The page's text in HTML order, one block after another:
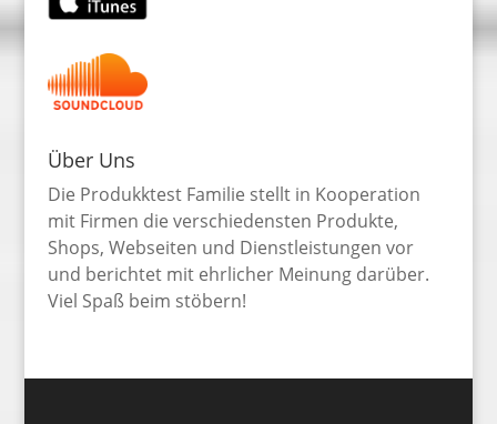
Über Uns
Die Produkktest Familie stellt in Kooperation
mit Firmen die verschiedensten Produkte,
Shops, Webseiten und Dienstleistungen vor
und berichtet mit ehrlicher Meinung darüber.
Viel Spaß beim stöbern!